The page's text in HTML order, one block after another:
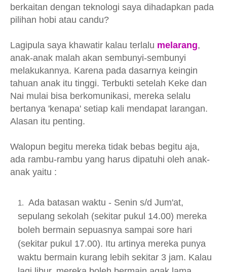
berkaitan dengan teknologi saya dihadapkan pada
pilihan hobi atau candu?
Lagipula saya khawatir kalau terlalu melarang,
anak-anak malah akan sembunyi-sembunyi
melakukannya. Karena pada dasarnya keingin
tahuan anak itu tinggi. Terbukti setelah Keke dan
Nai mulai bisa berkomunikasi, mereka selalu
bertanya 'kenapa' setiap kali mendapat larangan.
Alasan itu penting.
Walopun begitu mereka tidak bebas begitu aja,
ada rambu-rambu yang harus dipatuhi oleh anak-
anak yaitu :
Ada batasan waktu - Senin s/d Jum'at,
sepulang sekolah (sekitar pukul 14.00) mereka
boleh bermain sepuasnya sampai sore hari
(sekitar pukul 17.00). Itu artinya mereka punya
waktu bermain kurang lebih sekitar 3 jam. Kalau